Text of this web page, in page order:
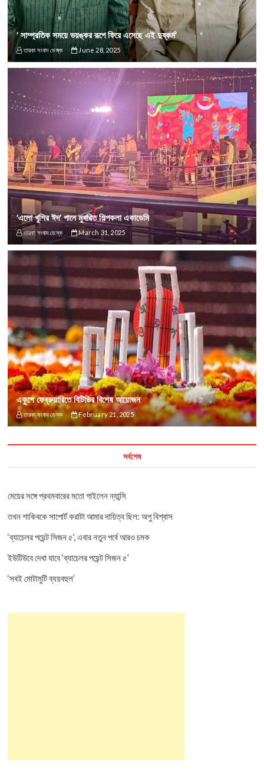
‘ সাম্প্রতিক সময়ে ভয়ঙ্কর রূপে ফিরে এসেছে এই দুষ্কর্ম’
তারকা সংবাদ ডেস্ক June 28, 2025
‘এলো খুশির ঈদ’ গানে মুখরিত শিল্পকলা একাডেমি
তারকা সংবাদ ডেস্ক March 31, 2025
একুশে ফেব্রুয়ারিতে বিটিভির বিশেষ আয়োজন
তারকা সংবাদ ডেস্ক February 21, 2025
সর্বশেষ
মেয়ের সঙ্গে প্রথমবারের মতো গাইলেন ন্যান্সি
তখন শাকিবকে সাপোর্ট করাটা আমার দায়িত্ব ছিল: অপু বিশ্বাস
‘ব্যাচেলর পয়েন্ট সিজন ৫’, এবার নতুন পর্বে আরও চমক
ইউটিউবে দেখা যাবে ‘ব্যাচেলর পয়েন্ট সিজন ৫’
‘সবই মোটামুটি ব্যয়বহুল’